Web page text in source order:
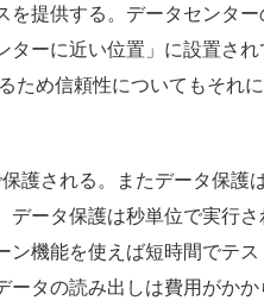
提供する。データセンター
ーに近い位置」に設置され
め信頼性についてもそれに
される。またデータ保護
ータ保護は秒単位で実行
機能を使えば短時間でテ
ータの読み出しは費用がか